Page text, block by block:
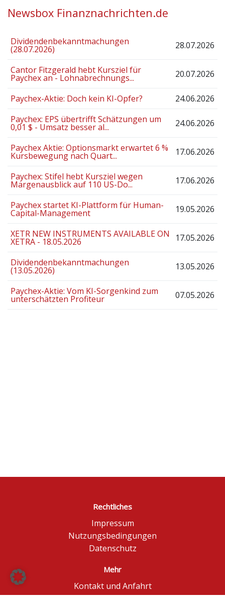
Newsbox Finanznachrichten.de
Dividendenbekanntmachungen
(28.07.2026) 28.07.2026
Cantor Fitzgerald hebt Kursziel für
Paychex an - Lohnabrechnungs... 20.07.2026
Paychex-Aktie: Doch kein KI-Opfer?
24.06.2026
Paychex: EPS übertrifft Schätzungen um
0,01 $ - Umsatz besser al... 24.06.2026
Paychex Aktie: Optionsmarkt erwartet 6 %
Kursbewegung nach Quart... 17.06.2026
Paychex: Stifel hebt Kursziel wegen
Margenausblick auf 110 US-Do... 17.06.2026
Paychex startet KI-Plattform für Human-
Capital-Management 19.05.2026
XETR NEW INSTRUMENTS AVAILABLE ON
XETRA - 18.05.2026 17.05.2026
Dividendenbekanntmachungen
(13.05.2026) 13.05.2026
Paychex-Aktie: Vom KI-Sorgenkind zum
unterschätzten Profiteur 07.05.2026
Rechtliches
Impressum
Nutzungsbedingungen
Datenschutz
Mehr
Kontakt und Anfahrt
Börse Düsseldorf